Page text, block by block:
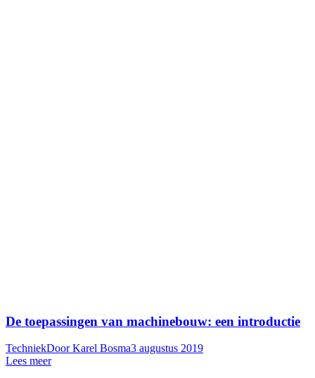
De toepassingen van machinebouw: een introductie
TechniekDoorKarel Bosma3 augustus 2019
Lees meer